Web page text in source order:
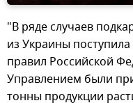
"В ряде случаев
из Украины
правил Российской
Управлением были
тонны продукции